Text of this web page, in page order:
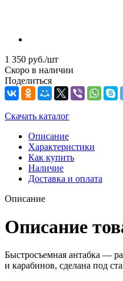
1 350 руб./шт
Скоро в наличии
Поделиться
Скачать каталог
Описание
Характеристики
Как купить
Наличие
Доставка и оплата
Описание
Описание
Быстросъемная антабка —
и карабинов, сделана под